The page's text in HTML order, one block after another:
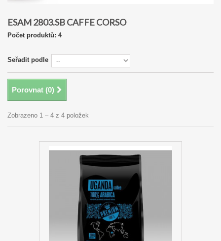
ESAM 2803.SB CAFFE CORSO
Počet produktů: 4
Seřadit podle
Porovnat (0)
Zobrazeno 1 – 4 z 4 položek